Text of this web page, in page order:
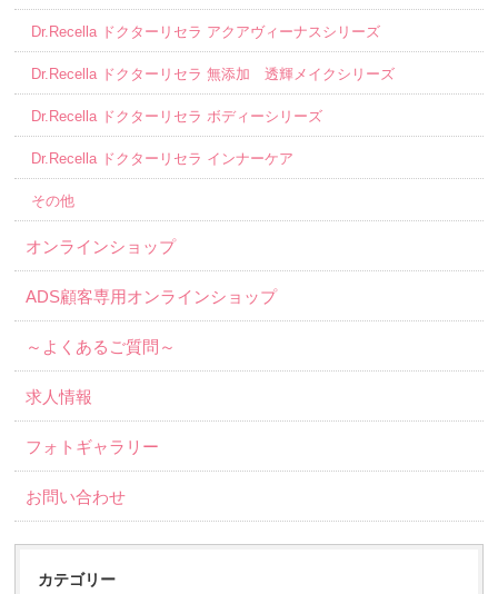
Dr.Recella ドクターリセラ アクアヴィーナスシリーズ
Dr.Recella ドクターリセラ 無添加 透輝メイクシリーズ
Dr.Recella ドクターリセラ ボディーシリーズ
Dr.Recella ドクターリセラ インナーケア
その他
オンラインショップ
ADS顧客専用オンラインショップ
～よくあるご質問～
求人情報
フォトギャラリー
お問い合わせ
カテゴリー